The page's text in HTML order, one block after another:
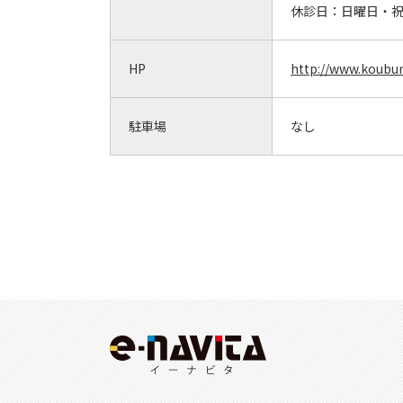
休診日： 日曜日・
HP http://
駐車場 なし